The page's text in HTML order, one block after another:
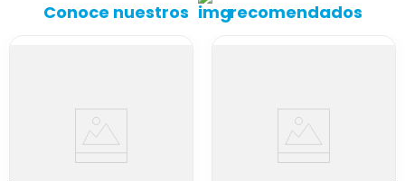
Conoce nuestros recomendados